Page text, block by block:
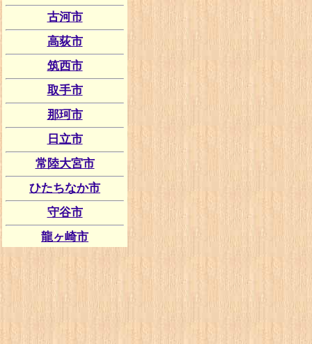
古河市
高荻市
筑西市
取手市
那珂市
日立市
常陸大宮市
ひたちなか市
守谷市
龍ヶ崎市